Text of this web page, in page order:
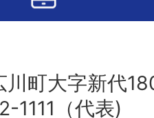
町大字新代
1111（代表)